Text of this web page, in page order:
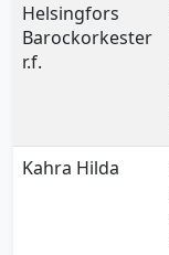
Helsingfors
Barockorkester
r.f.
Kahra Hilda